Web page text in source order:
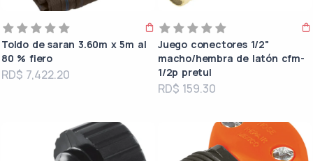
Toldo de saran 3.60m x 5m al
80 % fiero
RD$ 7,422.20
Juego conectores 1/2"
macho/hembra de latón cfm-
1/2p pretul
RD$ 159.30